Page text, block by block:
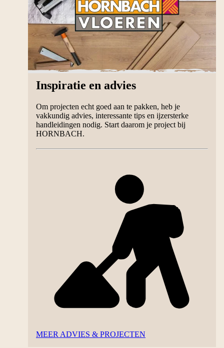
Inspiratie en advies
Om projecten echt goed aan te pakken, heb je
vakkundig advies, interessante tips en ijzersterke
handleidingen nodig. Start daarom je project bij
HORNBACH.
MEER ADVIES & PROJECTEN